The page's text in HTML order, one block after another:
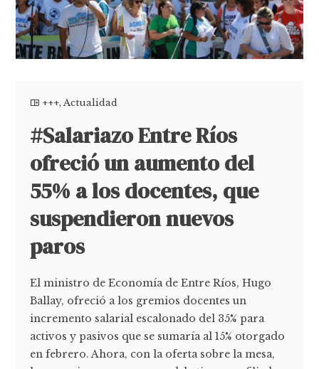
+++,Actualidad
#Salariazo Entre Ríos
ofreció un aumento del
55% a los docentes, que
suspendieron nuevos
paros
El ministro de Economía de Entre Ríos, Hugo
Ballay, ofreció a los gremios docentes un
incremento salarial escalonado del 35% para
activos y pasivos que se sumaría al 15% otorgado
en febrero. Ahora, con la oferta sobre la mesa,